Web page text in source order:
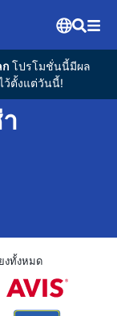
โปรโมชั่นนี้มีผล
ว้ตั้งแต่วันนี้!
งทั้งหมด